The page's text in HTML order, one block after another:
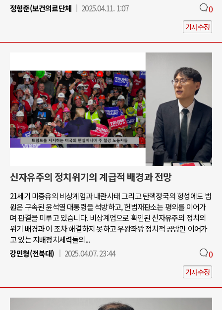
정형준(보건의료단체
2025.04.11. 1:07 0
기사수정
신자유주의 정치위기의 계급적 배경과 전망
21세기 미증유의 비상계엄과 내란사태 그리고 탄핵정국의 형성에도 법
원은 구속된 윤석열 대통령을 석방하고, 헌법재판소는 평의를 이어가
며 판결을 미루고 있습니다. 비상계엄으로 확인된 신자유주의 정치의
위기 배경과 이 조차 해결하지 못하고 우왕좌왕 정치적 공방만 이어가
고 있는 지배정치세력들의...
강민형(전북대)
2025.04.07. 23:44 0
기사수정